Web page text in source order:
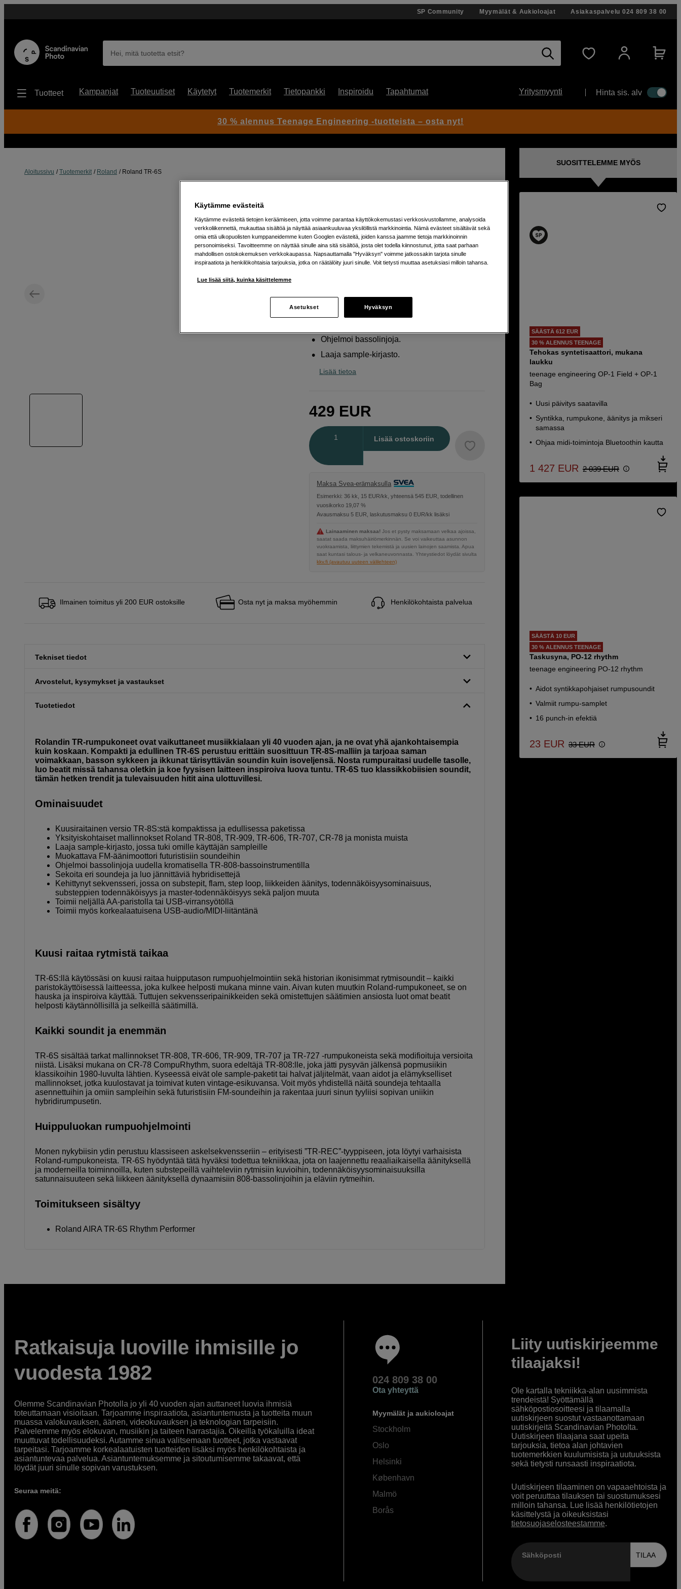
SP Community Myymälät & Aukioloajat Asiakaspalvelu 024 809 38 00
Hei, mitä tuotetta etsit?
Tuotteet Kampanjat Tuoteuutiset Käytetyt Tuotemerkit Tietopankki Inspiroidu Tapahtumat Yritysmyynti Hinta sis. alv
Aloitussivu Tuotemerkit Roland Roland TR-6S
Roland TR-6S
Tehokas rumpukone kompaktissa
koossa
Ohjelmoi bassolinjoja.
Laaja sample-kirjasto.
Lisää tietoa
429 EUR
Lisää ostoskoriin
Maksa Svea-erämaksulla
Esimerkki: 36 kk, 15 EUR/kk, yhteensä 545 EUR, todellinen
vuosikorko 19,07 %
Avausmaksu 5 EUR, laskutusmaksu 0 EUR/kk lisäksi
Lainaaminen maksaa! Jos et pysty maksamaan velkaa ajoissa,
saatat saada maksuhäiriömerkinnän. Se voi vaikeuttaa asunnon
vuokraamista, liittymien tekemistä ja uusien lainojen saamista. Apua
saat kuntasi talous- ja velkaneuvonnasta. Yhteystiedot löydät sivulta
kkv.fi (avautuu uuteen välilehteen)
Ilmainen toimitus yli 200 EUR ostoksille Osta nyt ja maksa myöhemmin Henkilökohtaista palvelua
Tekniset tiedot
Arvostelut, kysymykset ja vastaukset
Tuotetiedot
Rolandin TR-rumpukoneet ovat vaikuttaneet musiikkialaan yli 40 vuoden ajan, ja ne ovat yhä ajankohtaisempia
kuin koskaan. Kompakti ja edullinen TR-6S perustuu erittäin suosittuun TR-8S-malliin ja tarjoaa saman
voimakkaan, basson sykkeen ja ikkunat tärisyttävän soundin kuin isoveljensä. Nosta rumpuraitasi uudelle tasolle,
luo beatit missä tahansa oletkin ja koe fyysisen laitteen inspiroiva luova tuntu. TR-6S tuo klassikkobiisien soundit,
tämän hetken trendit ja tulevaisuuden hitit aina ulottuvillesi.
Ominaisuudet
Kuusiraitainen versio TR-8S:stä kompaktissa ja edullisessa paketissa
Yksityiskohtaiset mallinnokset Roland TR-808, TR-909, TR-606, TR-707, CR-78 ja monista muista
Laaja sample-kirjasto, jossa tuki omille käyttäjän sampleille
Muokattava FM-äänimoottori futuristisiin soundeihin
Ohjelmoi bassolinjoja uudella kromatisella TR-808-bassoinstrumentilla
Sekoita eri soundeja ja luo jännittäviä hybridisettejä
Kehittynyt sekvensseri, jossa on substepit, flam, step loop, liikkeiden äänitys, todennäköisyysominaisuus,
substeppien todennäköisyys ja master-todennäköisyys sekä paljon muuta
Toimii neljällä AA-paristolla tai USB-virransyötöllä
Toimii myös korkealaatuisena USB-audio/MIDI-liitäntänä
Kuusi raitaa rytmistä taikaa
TR-6S:llä käytössäsi on kuusi raitaa huipputason rumpuohjelmointiin sekä historian ikonisimmat rytmisoundit – kaikki
paristokäyttöisessä laitteessa, joka kulkee helposti mukana minne vain. Aivan kuten muutkin Roland-rumpukoneet, se on
hauska ja inspiroiva käyttää. Tuttujen sekvensseripainikkeiden sekä omistettujen säätimien ansiosta luot omat beatit
helposti käytännöllisillä ja selkeillä säätimillä.
Kaikki soundit ja enemmän
TR-6S sisältää tarkat mallinnokset TR-808, TR-606, TR-909, TR-707 ja TR-727 -rumpukoneista sekä modifioituja versioita
niistä. Lisäksi mukana on CR-78 CompuRhythm, suora edeltäjä TR-808:lle, joka jätti pysyvän jälkensä popmusiikin
klassikoihin 1980-luvulta lähtien. Kyseessä eivät ole sample-paketit tai halvat jäljitelmät, vaan aidot ja elämykselliset
mallinnokset, jotka kuulostavat ja toimivat kuten vintage-esikuvansa. Voit myös yhdistellä näitä soundeja tehtaalla
asennettuihin ja omiin sampleihin sekä futuristisiin FM-soundeihin ja rakentaa juuri sinun tyyliisi sopivan uniikin
hybridirumpusetin.
Huippuluokan rumpuohjelmointi
Monen nykybiisin ydin perustuu klassiseen askelsekvensseriin – erityisesti ”TR-REC”-tyyppiseen, jota löytyi varhaisista
Roland-rumpukoneista. TR-6S hyödyntää tätä hyväksi todettua tekniikkaa, jota on laajennettu reaaliaikaisella äänityksellä
ja moderneilla toiminnoilla, kuten substepeillä vaihteleviin rytmisiin kuvioihin, todennäköisyysominaisuuksilla
satunnaisuuteen sekä liikkeen äänityksellä dynaamisiin 808-bassolinjoihin ja eläviin rytmeihin.
Toimitukseen sisältyy
Roland AIRA TR-6S Rhythm Performer
SUOSITTELEMME MYÖS
SÄÄSTÄ 612 EUR
30 % ALENNUS TEENAGE
Tehokas syntetisaattori, mukana
laukku
teenage engineering OP-1 Field + OP-1
Bag
Uusi päivitys saatavilla
Syntikka, rumpukone, äänitys ja mikseri
samassa
Ohjaa midi-toimintoja Bluetoothin kautta
1 427 EUR 2 039 EUR
SÄÄSTÄ 10 EUR
30 % ALENNUS TEENAGE
Taskusyna, PO-12 rhythm
teenage engineering PO-12 rhythm
Aidot syntikkapohjaiset rumpusoundit
Valmiit rumpu-samplet
16 punch-in efektiä
23 EUR 33 EUR
Ratkaisuja luoville ihmisille jo
vuodesta 1982
Olemme Scandinavian Photolla jo yli 40 vuoden ajan auttaneet luovia ihmisiä
toteuttamaan visioitaan. Tarjoamme inspiraatiota, asiantuntemusta ja tuotteita muun
muassa valokuvauksen, äänen, videokuvauksen ja teknologian tarpeisiin.
Palvelemme myös elokuvan, musiikin ja taiteen harrastajia. Oikeilla työkaluilla ideat
muuttuvat todellisuudeksi. Autamme sinua valitsemaan tuotteet, jotka vastaavat
tarpeitasi. Tarjoamme korkealaatuisten tuotteiden lisäksi myös henkilökohtaista ja
asiantuntevaa palvelua. Asiantuntemuksemme ja sitoutumisemme takaavat, että
löydät juuri sinulle sopivan varustuksen.
Seuraa meitä:
024 809 38 00
Ota yhteyttä
Myymälät ja aukioloajat
Stockholm
Oslo
Helsinki
København
Malmö
Borås
Liity uutiskirjeemme
tilaajaksi!
Ole kartalla tekniikka-alan uusimmista
trendeistä! Syöttämällä
sähköpostiosoitteesi ja tilaamalla
uutiskirjeen suostut vastaanottamaan
uutiskirjeitä Scandinavian Photolta.
Uutiskirjeen tilaajana saat upeita
tarjouksia, tietoa alan johtavien
tuotemerkkien kuulumisista ja uutuuksista
sekä tietysti runsaasti inspiraatiota.
Uutiskirjeen tilaaminen on vapaaehtoista ja
voit peruuttaa tilauksen tai suostumuksesi
milloin tahansa. Lue lisää henkilötietojen
käsittelystä ja oikeuksistasi
tietosuojaselosteestamme.
Sähköposti TILAA
30 % alennus Teenage Engineering -tuotteista – osta nyt!
Käytämme evästeitä
Käytämme evästeitä tietojen keräämiseen, jotta voimme parantaa käyttökokemustasi verkkosivustollamme, analysoida
verkkoliikennettä, mukauttaa sisältöä ja näyttää asiaankuuluvaa yksilöllistä markkinointia. Nämä evästeet sisältävät sekä
omia että ulkopuolisten kumppaneidemme kuten Googlen evästeitä, joiden kanssa jaamme tietoja markkinoinnin
personoimiseksi. Tavoitteemme on näyttää sinulle aina sitä sisältöä, josta olet todella kiinnostunut, jotta saat parhaan
mahdollisen ostokokemuksen verkkokaupassa. Napsauttamalla "Hyväksyn" voimme jatkossakin tarjota sinulle
inspiraatiota ja henkilökohtaisia tarjouksia, jotka on räätälöity juuri sinulle. Voit tietysti muuttaa asetuksiasi milloin tahansa.
Lue lisää siitä, kuinka käsittelemme
Asetukset Hyväksyn